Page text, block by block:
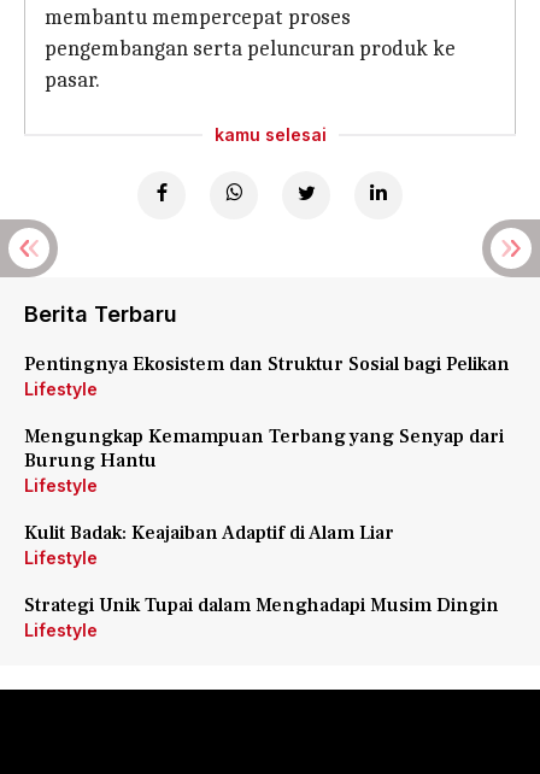
membantu mempercepat proses
pengembangan serta peluncuran produk ke
pasar.
kamu selesai
Berita Terbaru
Pentingnya Ekosistem dan Struktur Sosial bagi Pelikan
Lifestyle
Mengungkap Kemampuan Terbang yang Senyap dari
Burung Hantu
Lifestyle
Kulit Badak: Keajaiban Adaptif di Alam Liar
Lifestyle
Strategi Unik Tupai dalam Menghadapi Musim Dingin
Lifestyle